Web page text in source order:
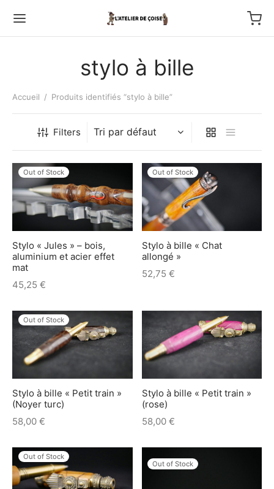
stylo à bille
Accueil / Produits identifiés “stylo à bille”
Filters
Out of Stock
Stylo « Jules » – bois,
aluminium et acier effet
mat
45,25 €
Out of Stock
Stylo à bille « Chat
allongé »
52,75 €
Out of Stock
Stylo à bille « Petit train »
(Noyer turc)
58,00 €
Stylo à bille « Petit train »
(rose)
58,00 €
Out of Stock
Out of Stock
au couteau
relief